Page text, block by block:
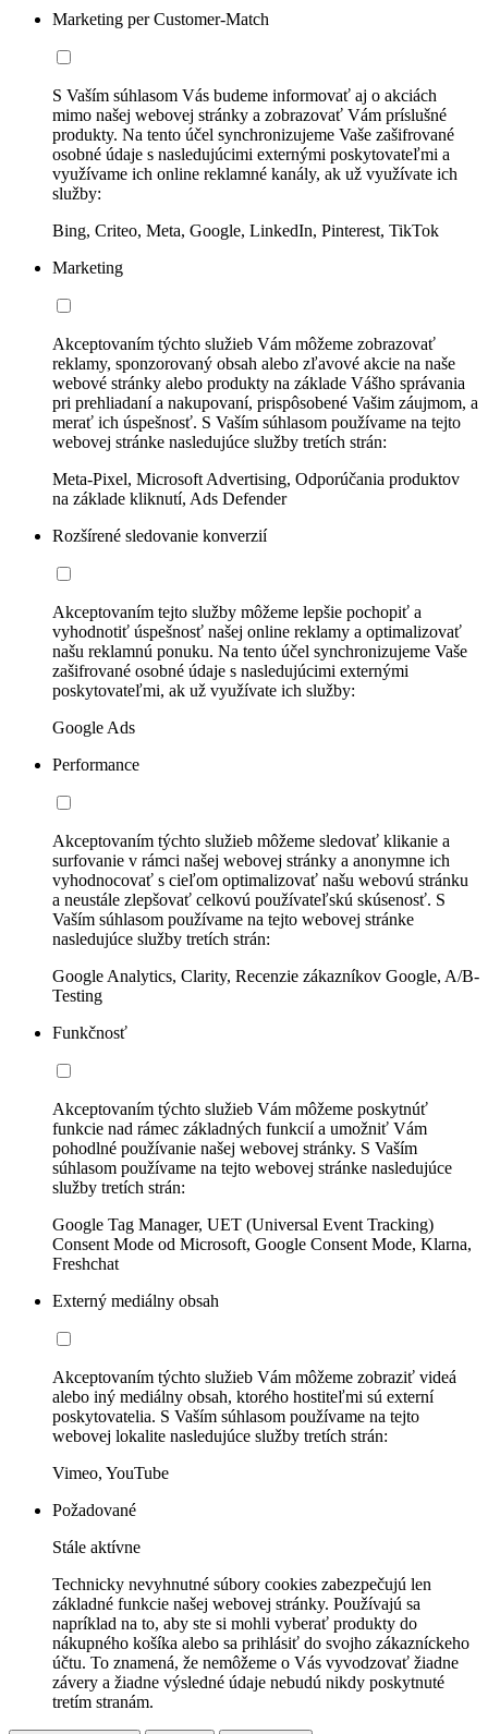
Marketing per Customer-Match
S Vaším súhlasom Vás budeme informovať aj o akciách
mimo našej webovej stránky a zobrazovať Vám príslušné
produkty. Na tento účel synchronizujeme Vaše zašifrované
osobné údaje s nasledujúcimi externými poskytovateľmi a
využívame ich online reklamné kanály, ak už využívate ich
služby:
Bing, Criteo, Meta, Google, LinkedIn, Pinterest, TikTok
Marketing
Akceptovaním týchto služieb Vám môžeme zobrazovať
reklamy, sponzorovaný obsah alebo zľavové akcie na naše
webové stránky alebo produkty na základe Vášho správania
pri prehliadaní a nakupovaní, prispôsobené Vašim záujmom, a
merať ich úspešnosť. S Vaším súhlasom používame na tejto
webovej stránke nasledujúce služby tretích strán:
Meta-Pixel, Microsoft Advertising, Odporúčania produktov
na základe kliknutí, Ads Defender
Rozšírené sledovanie konverzií
Akceptovaním tejto služby môžeme lepšie pochopiť a
vyhodnotiť úspešnosť našej online reklamy a optimalizovať
našu reklamnú ponuku. Na tento účel synchronizujeme Vaše
zašifrované osobné údaje s nasledujúcimi externými
poskytovateľmi, ak už využívate ich služby:
Google Ads
Performance
Akceptovaním týchto služieb môžeme sledovať klikanie a
surfovanie v rámci našej webovej stránky a anonymne ich
vyhodnocovať s cieľom optimalizovať našu webovú stránku
a neustále zlepšovať celkovú používateľskú skúsenosť. S
Vaším súhlasom používame na tejto webovej stránke
nasledujúce služby tretích strán:
Google Analytics, Clarity, Recenzie zákazníkov Google, A/B-
Testing
Funkčnosť
Akceptovaním týchto služieb Vám môžeme poskytnúť
funkcie nad rámec základných funkcií a umožniť Vám
pohodlné používanie našej webovej stránky. S Vaším
súhlasom používame na tejto webovej stránke nasledujúce
služby tretích strán:
Google Tag Manager, UET (Universal Event Tracking)
Consent Mode od Microsoft, Google Consent Mode, Klarna,
Freshchat
Externý mediálny obsah
Akceptovaním týchto služieb Vám môžeme zobraziť videá
alebo iný mediálny obsah, ktorého hostiteľmi sú externí
poskytovatelia. S Vaším súhlasom používame na tejto
webovej lokalite nasledujúce služby tretích strán:
Vimeo, YouTube
Požadované
Stále aktívne
Technicky nevyhnutné súbory cookies zabezpečujú len
základné funkcie našej webovej stránky. Používajú sa
napríklad na to, aby ste si mohli vyberať produkty do
nákupného košíka alebo sa prihlásiť do svojho zákazníckeho
účtu. To znamená, že nemôžeme o Vás vyvodzovať žiadne
závery a žiadne výsledné údaje nebudú nikdy poskytnuté
tretím stranám.